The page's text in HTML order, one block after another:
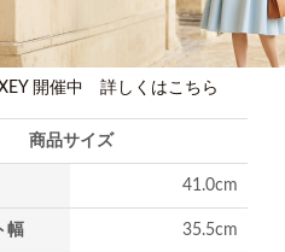
開催中 詳しくはこちら
商品サイズ
41.0cm
幅 35.5cm